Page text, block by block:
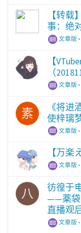
【转载
事：绝
文章版 •
【
（
文章版 •
素
《将进
使梓璃
文章版 •
【万楽
文章版 •
八
彷徨于
——薬袋
直播观
文章版 •